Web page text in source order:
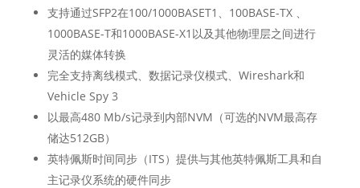
支持通过SFP2在100/1000BASET1、100BASE-TX 、
1000BASE-T和1000BASE-X1以及其他物理层之间进行
灵活的媒体转换
完全支持离线模式、数据记录仪模式、Wireshark和
Vehicle Spy 3
以最高480 Mb/s记录到内部NVM（可选的NVM最高存
储达512GB）
英特佩斯时间同步（ITS）提供与其他英特佩斯工具和自
主记录仪系统的硬件同步